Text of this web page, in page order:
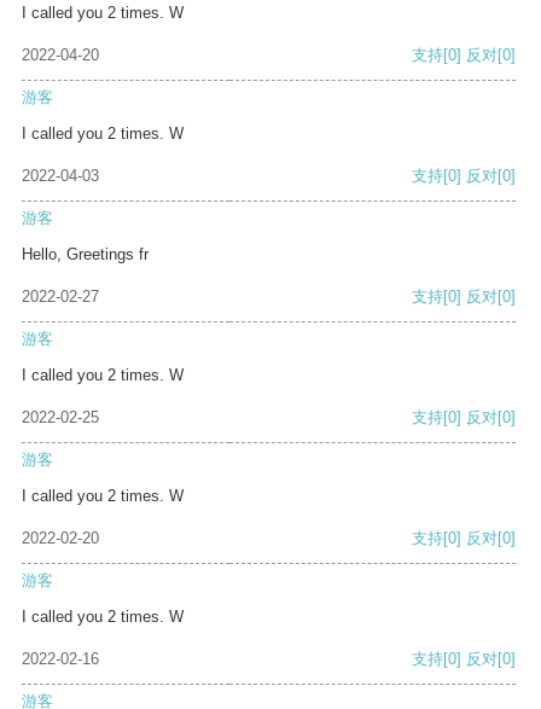
I called you 2 times. W
2022-04-20 支持[0] 反对[0]
游客
I called you 2 times. W
2022-04-03 支持[0] 反对[0]
游客
Hello, Greetings fr
2022-02-27 支持[0] 反对[0]
游客
I called you 2 times. W
2022-02-25 支持[0] 反对[0]
游客
I called you 2 times. W
2022-02-20 支持[0] 反对[0]
游客
I called you 2 times. W
2022-02-16 支持[0] 反对[0]
游客